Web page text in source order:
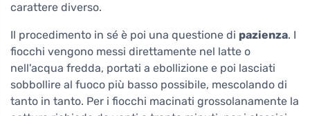
carattere diverso.
Il procedimento in sé è poi una questione di pazienza. I
fiocchi vengono messi direttamente nel latte o
nell'acqua fredda, portati a ebollizione e poi lasciati
sobbollire al fuoco più basso possibile, mescolando di
tanto in tanto. Per i fiocchi macinati grossolanamente la